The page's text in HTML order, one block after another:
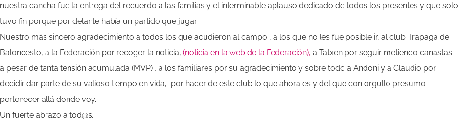
nuestra cancha fue la entrega del recuerdo a las familias y el interminable aplauso dedicado de todos los presentes y que solo
tuvo fin porque por delante había un partido que jugar.
Nuestro más sincero agradecimiento a todos los que acudieron al campo , a los que no les fue posible ir, al club Trapaga de
Baloncesto, a la Federación por recoger la noticia, (noticia en la web de la Federación), a Tatxen por seguir metiendo canastas
a pesar de tanta tensión acumulada (MVP) , a los familiares por su agradecimiento y sobre todo a Andoni y a Claudio por
decidir dar parte de su valioso tiempo en vida, por hacer de este club lo que ahora es y del que con orgullo presumo
pertenecer allá donde voy.
Un fuerte abrazo a tod@s.